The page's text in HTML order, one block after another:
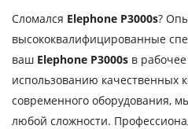
Сломался Elephone P3000s?
высококвалифицированные
ваш Elephone P3000s в
использованию качественных
современного оборудования,
любой сложности.